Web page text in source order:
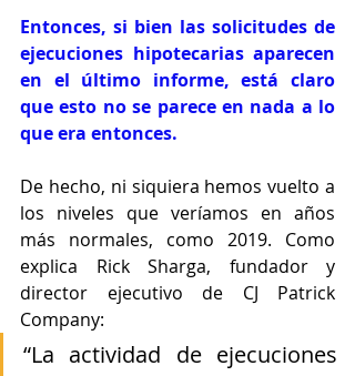
Entonces, si bien las solicitudes de
ejecuciones hipotecarias aparecen
en el último informe, está claro
que esto no se parece en nada a lo
que era entonces.
De hecho, ni siquiera hemos vuelto a
los niveles que veríamos en años
más normales, como 2019. Como
explica Rick Sharga, fundador y
director ejecutivo de CJ Patrick
Company:
“La actividad de ejecuciones